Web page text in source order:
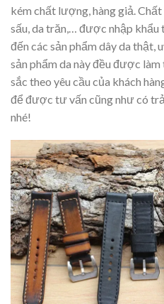
kém chất lượng, hàng giả. Chất
sấu, da trăn,… được nhập
đến các sản phẩm dây da thật,
sản phẩm da này đều được
sắc theo yêu cầu của khách
để được tư vấn cũng như có
nhé!